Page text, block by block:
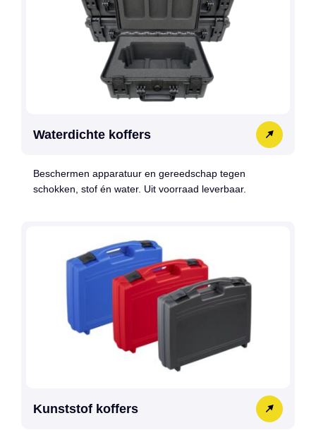
Waterdichte koffers
Beschermen apparatuur en gereedschap tegen
schokken, stof én water. Uit voorraad leverbaar.
Kunststof koffers